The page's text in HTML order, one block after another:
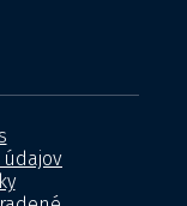
údajov